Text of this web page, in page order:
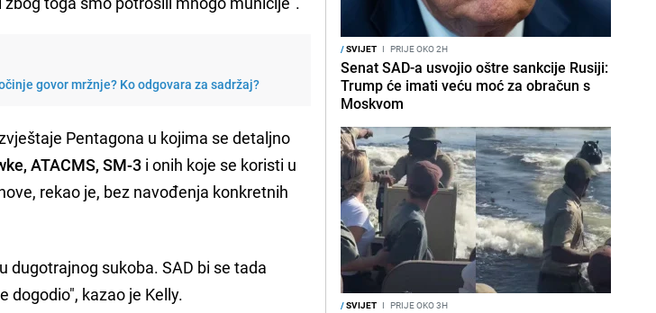
govor mržnje? Ko odgovara za sadržaj?
Pentagona u kojima se detaljno
ATACMS, SM-3 i onih koje se koristi u
rekao je, bez navođenja konkretnih
dugotrajnog sukoba. SAD bi se tada
dogodio", kazao je Kelly.
/SVIJET I PRIJE OKO 2H
Senat SAD-a usvojio oštre sankcije Rusiji:
Trump će imati veću moć za obračun s
Moskvom
/SVIJET I PRIJE OKO 3H